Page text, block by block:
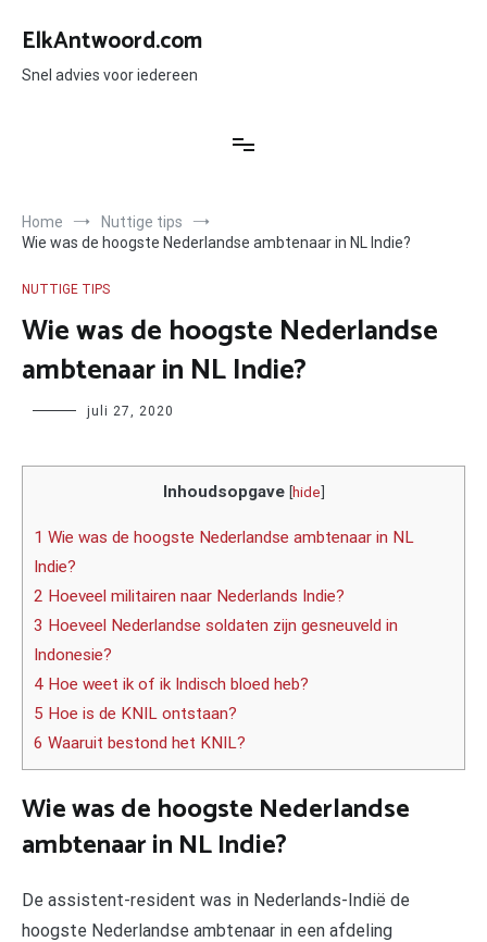
naar
inhoud
ElkAntwoord.com
Snel advies voor iedereen
Home
Nuttige tips
Wie was de hoogste Nederlandse ambtenaar in NL Indie?
NUTTIGE TIPS
Wie was de hoogste Nederlandse
ambtenaar in NL Indie?
Author juli 27, 2020
Inhoudsopgave [hide]
1 Wie was de hoogste Nederlandse ambtenaar in NL
Indie?
2 Hoeveel militairen naar Nederlands Indie?
3 Hoeveel Nederlandse soldaten zijn gesneuveld in
Indonesie?
4 Hoe weet ik of ik Indisch bloed heb?
5 Hoe is de KNIL ontstaan?
6 Waaruit bestond het KNIL?
Wie was de hoogste Nederlandse
ambtenaar in NL Indie?
De assistent-resident was in Nederlands-Indië de
hoogste Nederlandse ambtenaar in een afdeling